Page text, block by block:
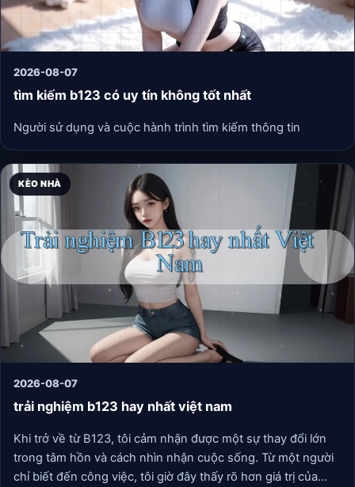
2026-08-07
tìm kiếm b123 có uy tín không tốt nhất
Người sử dụng và cuộc hành trình tìm kiếm thông tin
KÈO NHÀ
2026-08-07
trải nghiệm b123 hay nhất việt nam
Khi trở về từ B123, tôi cảm nhận được một sự thay đổi lớn
trong tâm hồn và cách nhìn nhận cuộc sống. Từ một người
chỉ biết đến công việc, tôi giờ đây thấy rõ hơn giá trị của